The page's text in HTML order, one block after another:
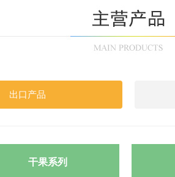
出口产品
干果系列